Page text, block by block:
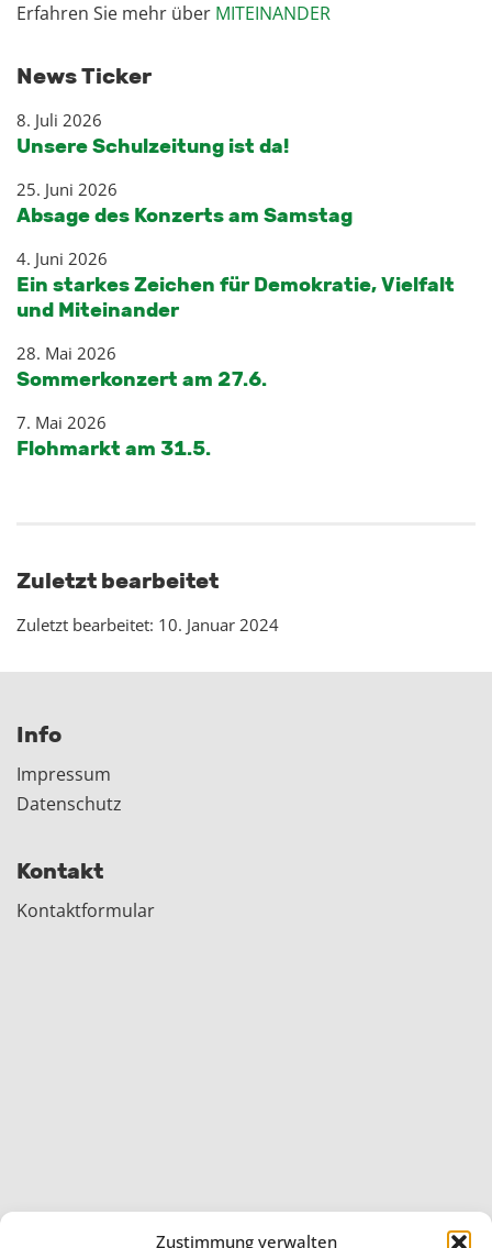
Zustimmung verwalten
Erfahren Sie mehr über MITEINANDER
News Ticker
8. Juli 2026
Unsere Schulzeitung ist da!
25. Juni 2026
Absage des Konzerts am Samstag
4. Juni 2026
Ein starkes Zeichen für Demokratie, Vielfalt
und Miteinander
28. Mai 2026
Sommerkonzert am 27.6.
7. Mai 2026
Flohmarkt am 31.5.
Zuletzt bearbeitet
Zuletzt bearbeitet: 10. Januar 2024
Info
Impressum
Datenschutz
Kontakt
Kontaktformular